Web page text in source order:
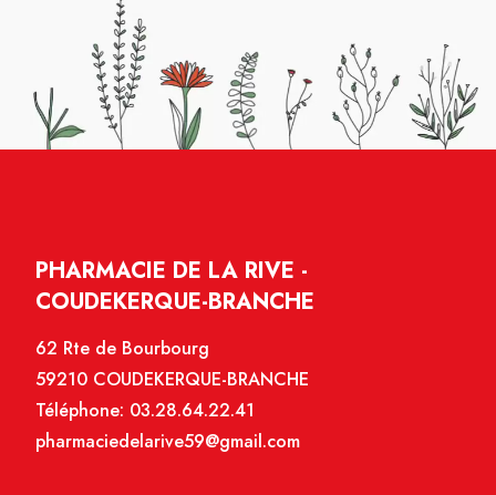
PHARMACIE DE LA RIVE -
COUDEKERQUE-BRANCHE
62 Rte de Bourbourg
59210 COUDEKERQUE-BRANCHE
Téléphone: 03.28.64.22.41
pharmaciedelarive59@gmail.com